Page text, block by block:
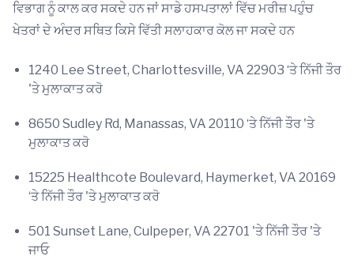
ਵਿਭਾਗ ਨੂੰ ਕਾਲ ਕਰ ਸਕਦੇ ਹਨ ਜਾਂ ਸਾਡੇ ਹਸਪਤਾਲਾਂ ਵਿੱਚ ਮਰੀਜ਼ ਪਹੁੰਚ
ਖੇਤਰਾਂ ਦੇ ਅੰਦਰ ਸਥਿਤ ਕਿਸੇ ਵਿੱਤੀ ਸਲਾਹਕਾਰ ਕੋਲ ਜਾ ਸਕਦੇ ਹਨ
1240 Lee Street, Charlottesville, VA 22903 ‘ਤੇ ਨਿੱਜੀ ਤੌਰ
'ਤੇ ਮੁਲਾਕਾਤ ਕਰੋ
8650 Sudley Rd, Manassas, VA 20110 ‘ਤੇ ਨਿੱਜੀ ਤੌਰ 'ਤੇ
ਮੁਲਾਕਾਤ ਕਰੋ
15225 Healthcote Boulevard, Haymerket, VA 20169
‘ਤੇ ਨਿੱਜੀ ਤੌਰ 'ਤੇ ਮੁਲਾਕਾਤ ਕਰੋ
501 Sunset Lane, Culpeper, VA 22701 'ਤੇ ਨਿੱਜੀ ਤੌਰ 'ਤੇ
ਜਾਓ